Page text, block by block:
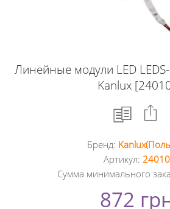
Линейные модули LED
Kanlux
+
Бренд:
Артикул: 24010
Сумма минимального
872